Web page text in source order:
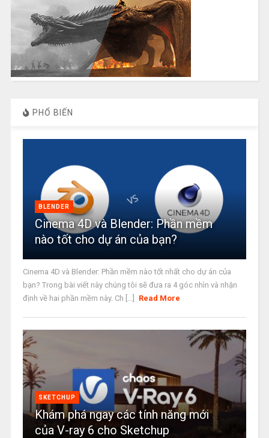
PHỔ BIẾN
BLENDER
Cinema 4D và Blender: Phần mềm
nào tốt cho dự án của bạn?
Cinema 4D và Blender: Phần mềm nào tốt nhất cho dự án của
bạn? Trong bài viết này chúng tôi sẽ đưa ra 4 góc nhìn và nhận
định về hai phần mềm này. Ch [...]
Read More
SKETCHUP
Khám phá ngay các tính năng mới
của V-ray 6 cho Sketchup